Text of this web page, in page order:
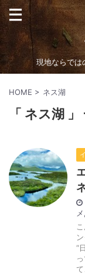
現地ならでは
HOME > ネス湖
「 ネス湖
メ,
“